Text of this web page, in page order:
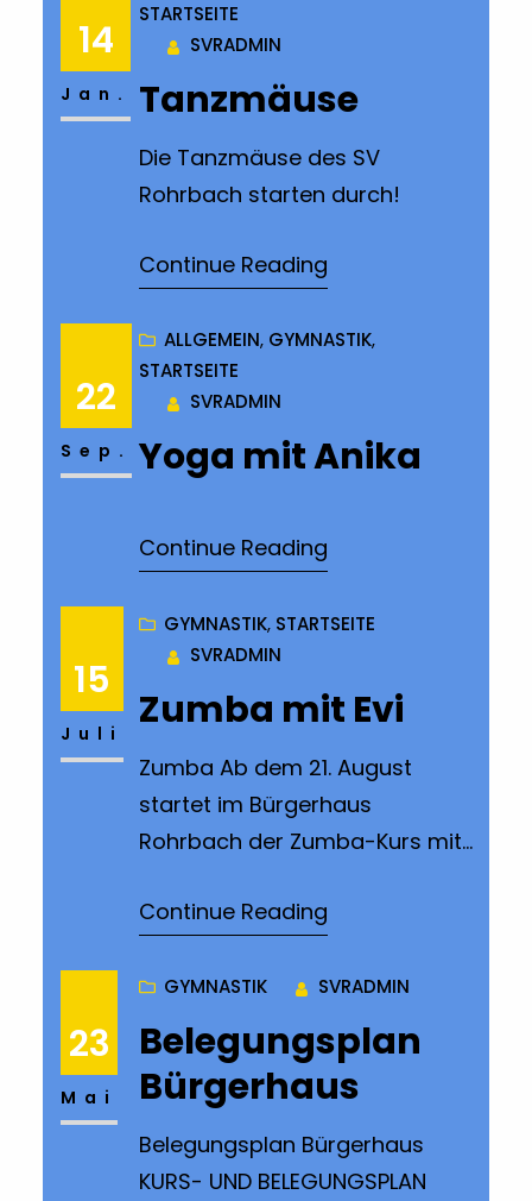
14
Jan.
STARTSEITE
SVRADMIN
Tanzmäuse
Die Tanzmäuse des SV
Rohrbach starten durch!
Continue Reading
22
Sep.
ALLGEMEIN, GYMNASTIK,
STARTSEITE
SVRADMIN
Yoga mit Anika
Continue Reading
15
Juli
GYMNASTIK, STARTSEITE
SVRADMIN
Zumba mit Evi
Zumba Ab dem 21. August
startet im Bürgerhaus
Rohrbach der Zumba-Kurs mit
19:30 bis 20:30 Uhr.
Krutschgymnastik@sv1955rohr
bach.de
Continue Reading
23
Mai
GYMNASTIK SVRADMIN
Belegungsplan
Bürgerhaus
Belegungsplan Bürgerhaus
KURS- UND BELEGUNGSPLAN